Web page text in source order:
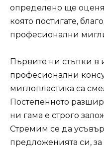
определено ще
която постигате,
професионални
Първите ни стъпки в
професионални
миглопластика са
Постепенното
ни гама е строго
Стремим се да
предложенията си,